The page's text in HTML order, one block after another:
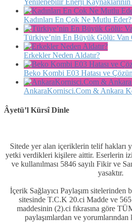
Kadınları En Çok Ne Mutlu Eder?
Türkiye’nin En Büyük Gölü: Van
Erkekler Neden Aldatır?
Beko Kombi E03 Hatası ve
AnkaraKornisci.Com & Ankara
Âyetü’l Kürsî Dinle
Sitede yer alan içeriklerin telif hakları
yetki verdikleri kişilere aittir. Eserlerin
ve kullanılması 5846 sayılı Fikir ve
yasaktır.
İçerik Sağlayıcı Paylaşım
sitesinde T.C.K 20.ci Madde ve
maddesinin (2).ci fıkrasına göre
paylaşımlardan ve